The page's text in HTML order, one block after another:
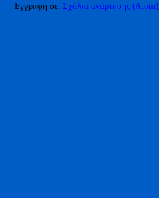
Εγγραφή σε: Σχόλια ανάρτησης (Atom)